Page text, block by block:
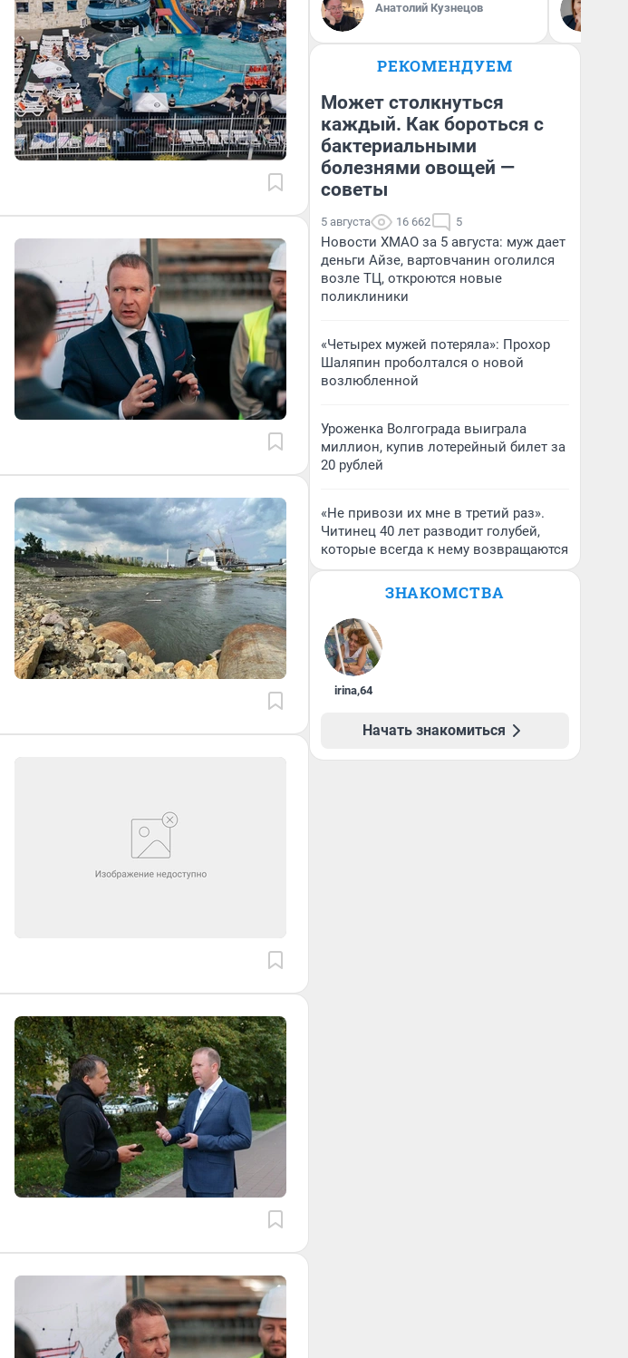
Анатолий Кузнецов
РЕКОМЕНДУЕМ
Может столкнуться
каждый. Как бороться с
бактериальными
болезнями овощей —
советы
5 августа 16 662 5
Новости ХМАО за 5 августа: муж дает
деньги Айзе, вартовчанин оголился
возле ТЦ, откроются новые
поликлиники
«Четырех мужей потеряла»: Прохор
Шаляпин проболтался о новой
возлюбленной
Уроженка Волгограда выиграла
миллион, купив лотерейный билет за
20 рублей
«Не привози их мне в третий раз».
Читинец 40 лет разводит голубей,
которые всегда к нему возвращаются
ЗНАКОМСТВА
irina,64
Начать знакомиться